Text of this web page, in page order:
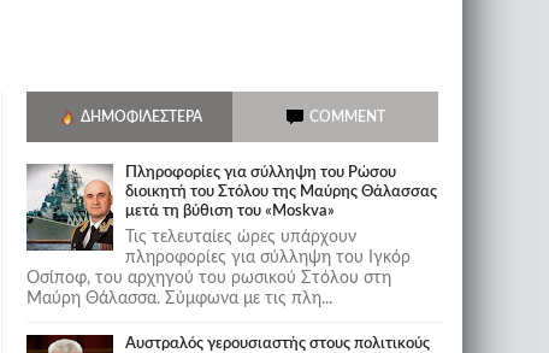
ΔΗΜΟΦΙΛΈΣΤΕΡΑ COMMENT
Πληροφορίες για σύλληψη του Ρώσου
διοικητή του Στόλου της Mαύρης Θάλασσας
μετά τη βύθιση του «Moskva»
Τις τελευταίες ώρες υπάρχουν
πληροφορίες για σύλληψη του Ιγκόρ
Οσίποφ, του αρχηγού του ρωσικού Στόλου στη
Μαύρη Θάλασσα. Σύμφωνα με τις πλη...
Αυστραλός γερουσιαστής στους πολιτικούς